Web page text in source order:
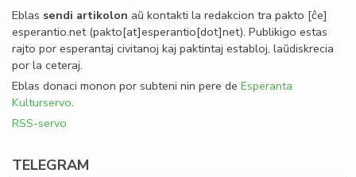
Eblas sendi artikolon aŭ kontakti la redakcion tra pakto [ĉe]
esperantio.net(pakto[at]esperantio[dot]net). Publikigo estas
rajto por esperantaj civitanoj kaj paktintaj establoj, laŭdiskrecia
por la ceteraj.
Eblas donaci monon por subteni nin pere de Esperanta
Kulturservo.
RSS-servo
TELEGRAM